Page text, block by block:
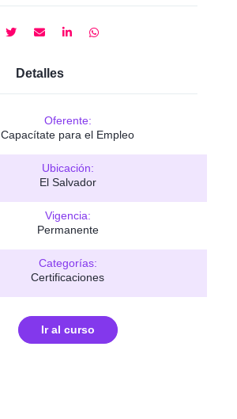
Detalles
Oferente:
Capacítate para el Empleo
Ubicación:
El Salvador
Vigencia:
Permanente
Categorías:
Certificaciones
Ir al curso